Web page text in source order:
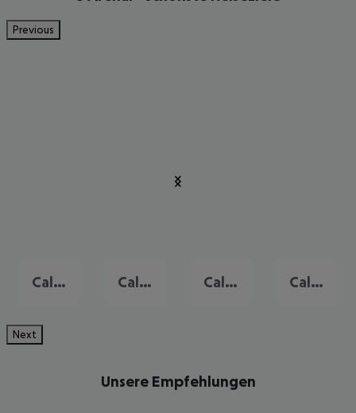
Previous
Cala Mayor Cala Millor Calas de Mallorca Calvia
Next
Unsere Empfehlungen